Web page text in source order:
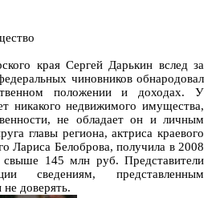
края Сергей Дарькин вслед за
чиновников обнародовал
положении и доходах. У
никакого недвижимого имущества,
не обладает он и личным
главы региона, актриса краевого
Лариса Белоброва, получила в 2008
145 млн руб. Представители
сведениям, представленным
доверять.